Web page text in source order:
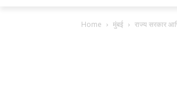
Home मुंबई राज्य सरकार